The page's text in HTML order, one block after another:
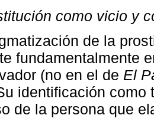
como vicio y
de la
fundamentalmente
(no en el de El
identificación
de la persona que